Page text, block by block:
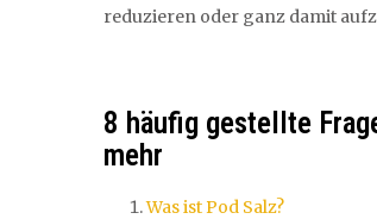
reduzieren oder ganz damit
8 häufig gestellte
mehr
Was ist Pod Salz?